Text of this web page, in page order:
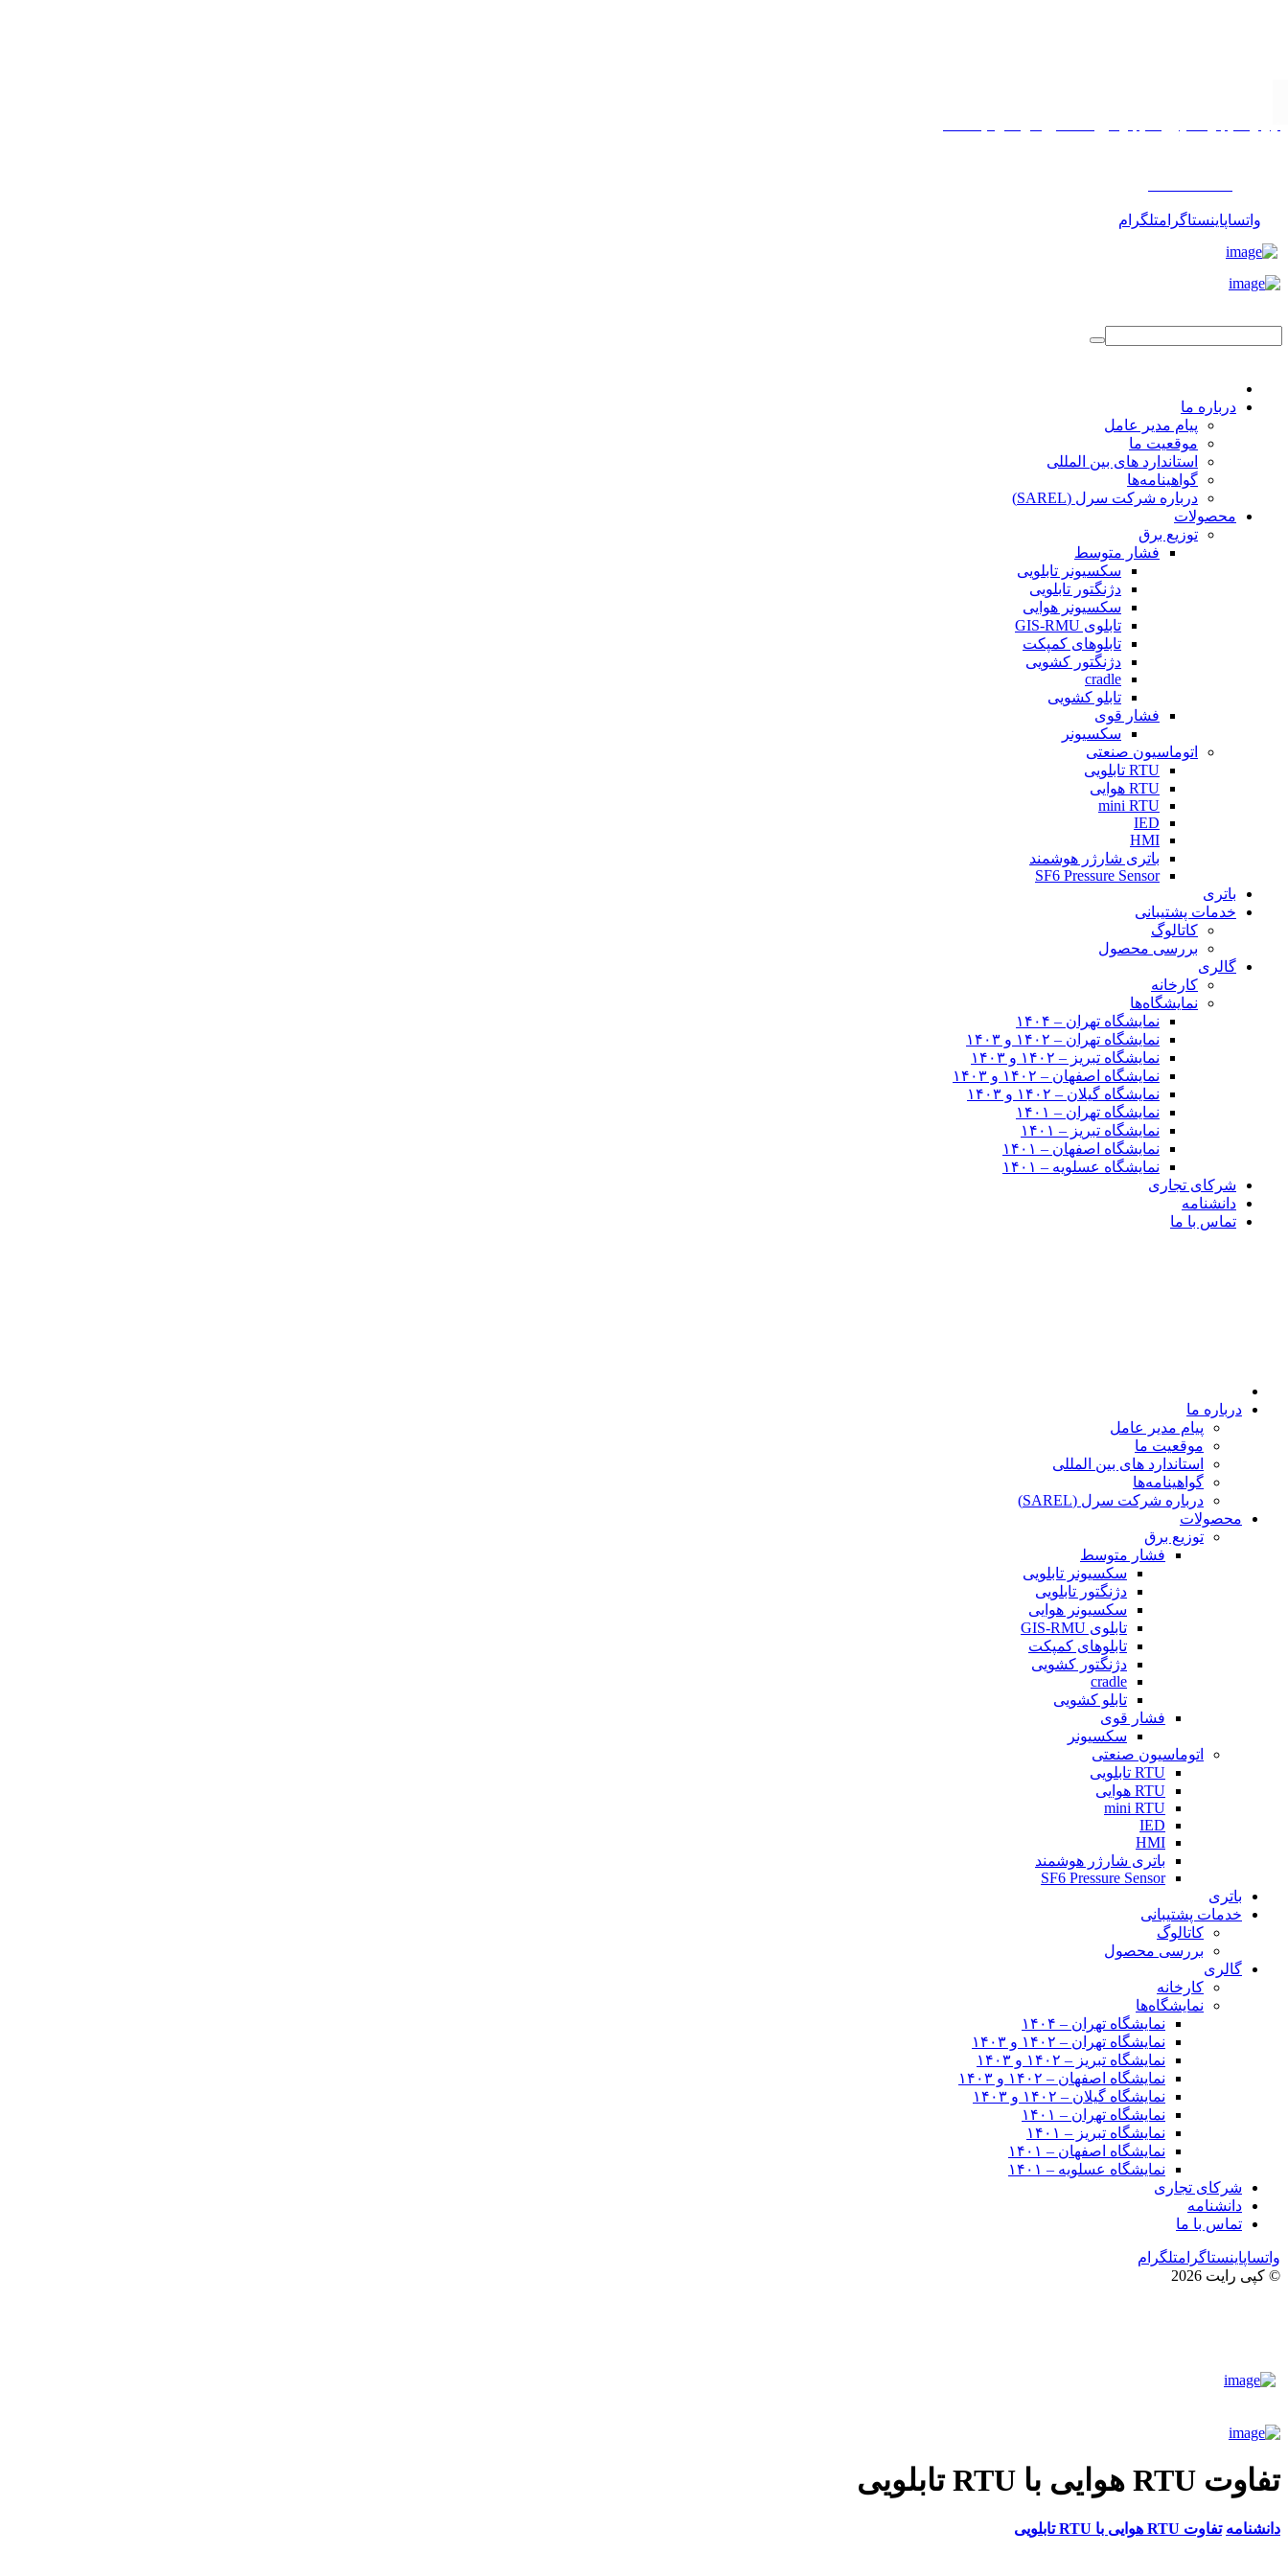
واتساپاینستاگرامتلگرام
درباره ما
پیام مدیر عامل
موقعیت ما
استاندارد های بین المللی
گواهینامه‌ها
درباره شرکت سرل (SAREL)
محصولات
توزیع برق
فشار متوسط
سکسیونر تابلویی
دژنگتور تابلویی
سکسیونر هوایی
تابلوی GIS-RMU
تابلوهای کمپکت
دژنگتور کشویی
cradle
تابلو کشویی
فشار قوی
سکسیونر
اتوماسیون صنعتی
RTU تابلویی
RTU هوایی
mini RTU
IED
HMI
باتری شارژر هوشمند
SF6 Pressure Sensor
باتری
خدمات پشتیبانی
کاتالوگ
بررسی محصول
گالری
کارخانه
نمایشگاه‌ها
نمایشگاه تهران – ۱۴۰۴
نمایشگاه تهران – ۱۴۰۲ و ۱۴۰۳
نمایشگاه تبریز – ۱۴۰۲ و ۱۴۰۳
نمایشگاه اصفهان – ۱۴۰۲ و ۱۴۰۳
نمایشگاه گیلان – ۱۴۰۲ و ۱۴۰۳
نمایشگاه تهران – ۱۴۰۱
نمایشگاه تبریز – ۱۴۰۱
نمایشگاه اصفهان – ۱۴۰۱
نمایشگاه عسلویه – ۱۴۰۱
شرکای تجاری
دانشنامه
تماس با ما
درباره ما
پیام مدیر عامل
موقعیت ما
استاندارد های بین المللی
گواهینامه‌ها
درباره شرکت سرل (SAREL)
محصولات
توزیع برق
فشار متوسط
سکسیونر تابلویی
دژنگتور تابلویی
سکسیونر هوایی
تابلوی GIS-RMU
تابلوهای کمپکت
دژنگتور کشویی
cradle
تابلو کشویی
فشار قوی
سکسیونر
اتوماسیون صنعتی
RTU تابلویی
RTU هوایی
mini RTU
IED
HMI
باتری شارژر هوشمند
SF6 Pressure Sensor
باتری
خدمات پشتیبانی
کاتالوگ
بررسی محصول
گالری
کارخانه
نمایشگاه‌ها
نمایشگاه تهران – ۱۴۰۴
نمایشگاه تهران – ۱۴۰۲ و ۱۴۰۳
نمایشگاه تبریز – ۱۴۰۲ و ۱۴۰۳
نمایشگاه اصفهان – ۱۴۰۲ و ۱۴۰۳
نمایشگاه گیلان – ۱۴۰۲ و ۱۴۰۳
نمایشگاه تهران – ۱۴۰۱
نمایشگاه تبریز – ۱۴۰۱
نمایشگاه اصفهان – ۱۴۰۱
نمایشگاه عسلویه – ۱۴۰۱
شرکای تجاری
دانشنامه
تماس با ما
واتساپاینستاگرامتلگرام
© کپی رایت 2026
تفاوت RTU هوایی با RTU تابلویی
دانشنامه تفاوت RTU هوایی با RTU تابلویی